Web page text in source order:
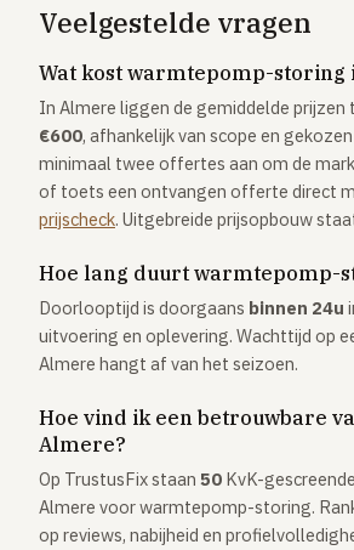
Veelgestelde vragen
Wat kost warmtepomp-storing
In Almere liggen de gemiddelde prijzen
€600, afhankelijk van scope en
minimaal twee offertes aan om de
of toets een ontvangen offerte direct
prijscheck. Uitgebreide prijsopbouw
Hoe lang duurt warmtepomp-
Doorlooptijd is doorgaans binnen 24u
uitvoering en oplevering. Wachttijd op
Almere hangt af van het seizoen.
Hoe vind ik een betrouwbare
Almere?
Op TrustusFix staan 50 KvK-
Almere voor warmtepomp-storing.
op reviews, nabijheid en